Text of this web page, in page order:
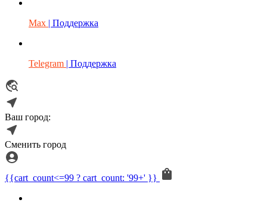
Max | Поддержка
Telegram | Поддержка
Ваш город:
Сменить город
{{cart_count<=99 ? cart_count: '99+' }}